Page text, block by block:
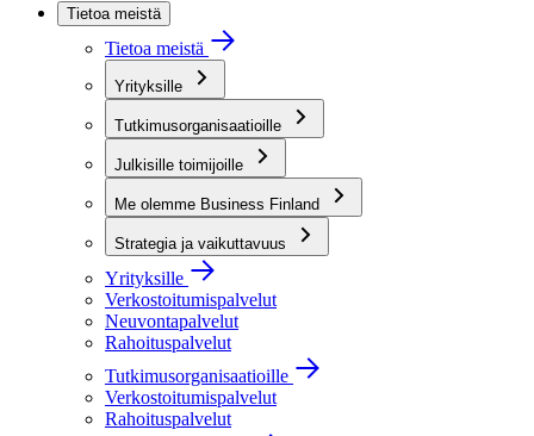
Tietoa meistä
Tietoa meistä
Yrityksille
Tutkimusorganisaatioille
Julkisille toimijoille
Me olemme Business Finland
Strategia ja vaikuttavuus
Yrityksille
Verkostoitumispalvelut
Neuvontapalvelut
Rahoituspalvelut
Tutkimusorganisaatioille
Verkostoitumispalvelut
Rahoituspalvelut